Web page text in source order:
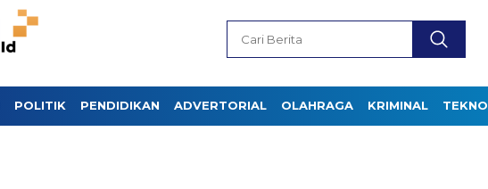
POLITIK PENDIDIKAN ADVERTORIAL OLAHRAGA KRIMINAL TEKNO